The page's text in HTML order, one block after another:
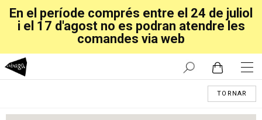
En el període comprés entre el 24 de juliol
i el 17 d'agost no es podran atendre les
comandes via web
TORNAR